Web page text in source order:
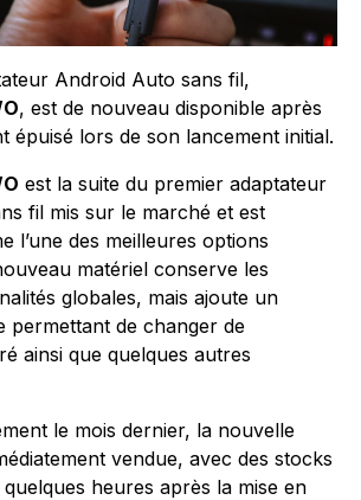
Android Auto sans fil,
, est de nouveau disponible après
épuisé lors de son lancement initial.
est la suite du premier adaptateur
fil mis sur le marché et est
l’une des meilleures options
matériel conserve les
globales, mais ajoute un
permettant de changer de
ainsi que quelques autres
le mois dernier, la nouvelle
vendue, avec des stocks
heures après la mise en